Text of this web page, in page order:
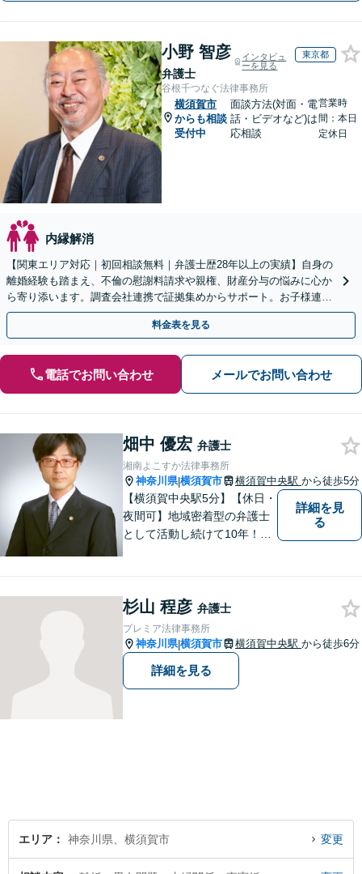
小野 智彦
弁護士
インタビュ
ーを見る
東京都
谷根千つなぐ法律事務所
横須賀市
からも相談
受付中
面談方法(対面・電
話・ビデオなど)は
応相談
営業時
間：本日
定休日
内縁解消
【関東エリア対応｜初回相談無料｜弁護士歴28年以上の実績】自身の
離婚経験も踏まえ、不倫の慰謝料請求や親権、財産分与の悩みに心か
ら寄り添います。調査会社連携で証拠集めからサポート。お子様連れ
大歓迎！戦略的な再出発のために、まずはご相談ください
料金表を見る
電話でお問い合わせ メールでお問い合わせ
畑中 優宏 弁護士
湘南よこすか法律事務所
神奈川県|横須賀市 横須賀中央駅 から徒歩5分
【横須賀中央駅5分】【休日・
夜間可】地域密着型の弁護士
として活動し続けて10年！豊
可】【女性弁護士在籍】
詳細を見
る
杉山 程彦 弁護士
プレミア法律事務所
神奈川県|横須賀市 横須賀中央駅 から徒歩6分
詳細を見る
エリア 神奈川県、横須賀市 変更